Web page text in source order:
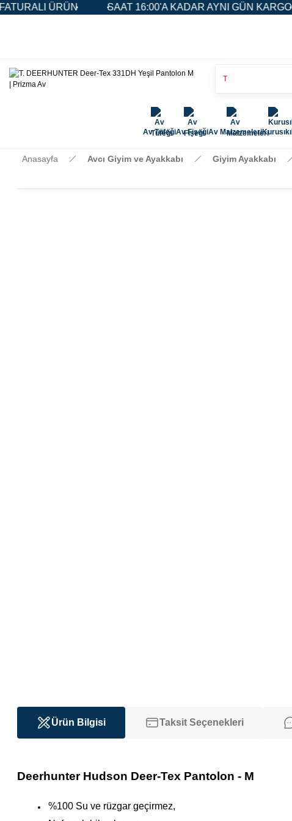
ÜRÜN SAAT 16:00'A KADAR AYNI GÜN KARGO
Av TüfeğiAv FişeğiAv MalzemeleriKurusıkı
Anasayfa Avcı Giyim ve Ayakkabı Giyim Ayakkabı
Ürün Bilgisi Taksit Seçenekleri
Deerhunter Hudson Deer-Tex Pantolon - M
%100 Su ve rüzgar geçirmez,